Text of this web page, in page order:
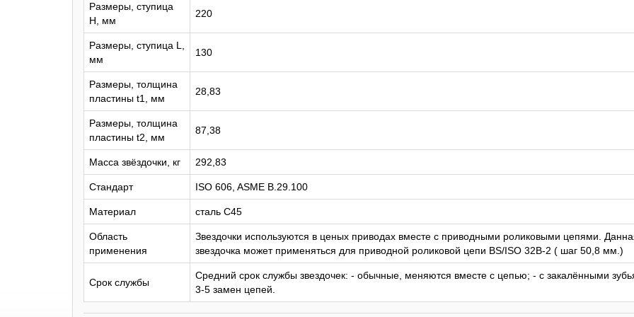
Размеры, ступица
H, мм
220
Размеры, ступица L,
мм
130
Размеры, толщина
пластины t1, мм
28,83
Размеры, толщина
пластины t2, мм
87,38
Масса звёздочки, кг 292,83
Стандарт ISO 606, ASME B.29.100
Материал сталь C45
Область
применения
Звездочки используются в ценых приводах вместе с приводными роликовыми цепями.
звездочка может применяться для приводной роликовой цепи BS/ISO 32B-2 ( шаг 50,8 мм.)
Срок службы
Средний срок службы звездочек: - обычные, меняются вместе с цепью; - с закалёнными
3-5 замен цепей.